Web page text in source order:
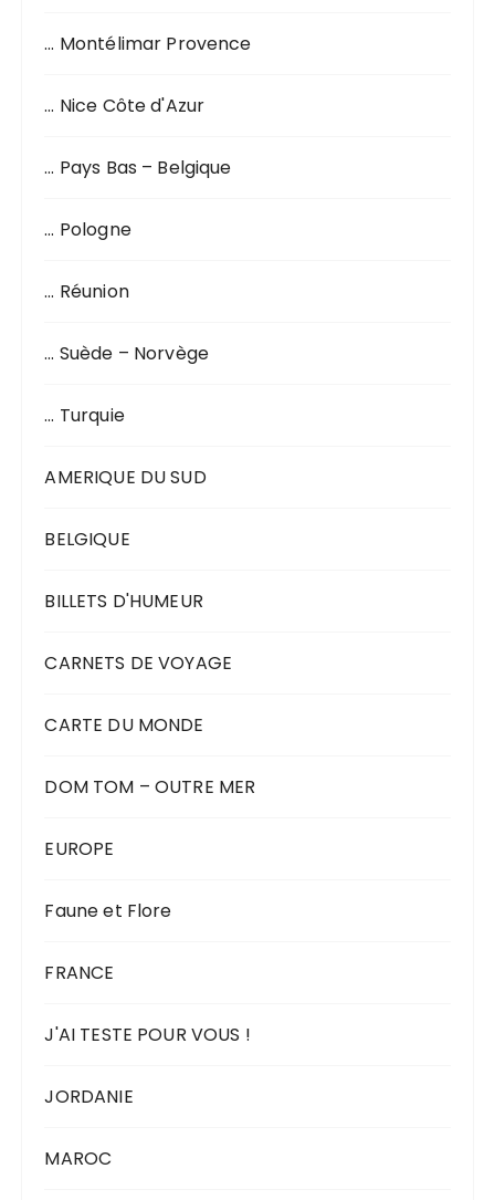
… Montélimar Provence
… Nice Côte d'Azur
… Pays Bas – Belgique
… Pologne
… Réunion
… Suède – Norvège
… Turquie
AMERIQUE DU SUD
BELGIQUE
BILLETS D'HUMEUR
CARNETS DE VOYAGE
CARTE DU MONDE
DOM TOM – OUTRE MER
EUROPE
Faune et Flore
FRANCE
J'AI TESTE POUR VOUS !
JORDANIE
MAROC